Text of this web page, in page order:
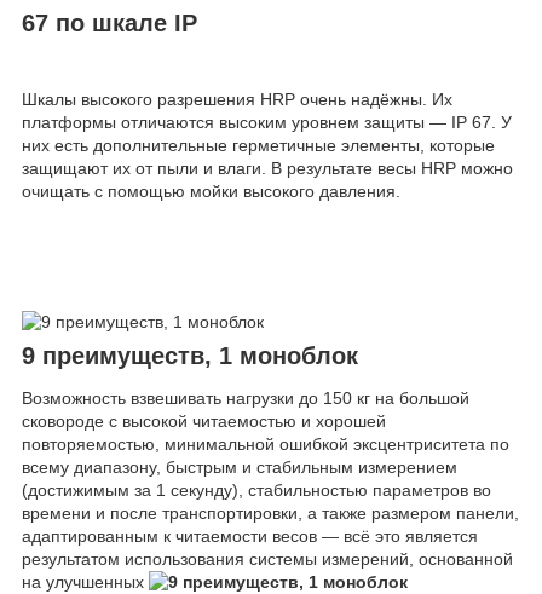
67 по шкале IP
Шкалы высокого разрешения HRP очень надёжны. Их
платформы отличаются высоким уровнем защиты — IP 67. У
них есть дополнительные герметичные элементы, которые
защищают их от пыли и влаги. В результате весы HRP можно
очищать с помощью мойки высокого давления.
9 преимуществ, 1 моноблок
Возможность взвешивать нагрузки до 150 кг на большой
сковороде с высокой читаемостью и хорошей
повторяемостью, минимальной ошибкой эксцентриситета по
всему диапазону, быстрым и стабильным измерением
(достижимым за 1 секунду), стабильностью параметров во
времени и после транспортировки, а также размером панели,
адаптированным к читаемости весов — всё это является
результатом использования системы измерений, основанной
на улучшенных